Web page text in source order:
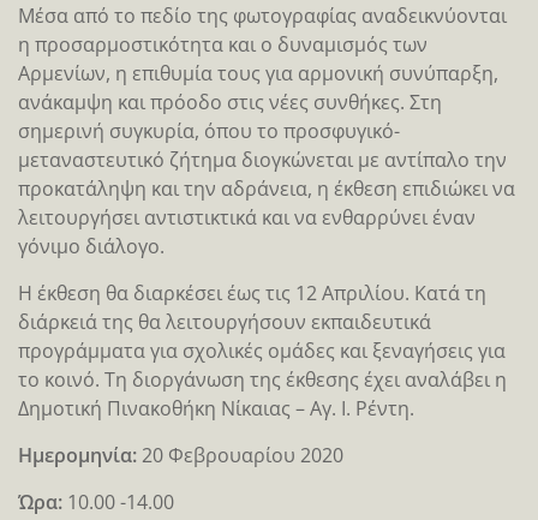
Μέσα από το πεδίο της φωτογραφίας αναδεικνύονται
η προσαρμοστικότητα και ο δυναμισμός των
Αρμενίων, η επιθυμία τους για αρμονική συνύπαρξη,
ανάκαμψη και πρόοδο στις νέες συνθήκες. Στη
σημερινή συγκυρία, όπου το προσφυγικό-
μεταναστευτικό ζήτημα διογκώνεται με αντίπαλο την
προκατάληψη και την αδράνεια, η έκθεση επιδιώκει να
λειτουργήσει αντιστικτικά και να ενθαρρύνει έναν
γόνιμο διάλογο.
Η έκθεση θα διαρκέσει έως τις 12 Απριλίου. Κατά τη
διάρκειά της θα λειτουργήσουν εκπαιδευτικά
προγράμματα για σχολικές ομάδες και ξεναγήσεις για
το κοινό. Τη διοργάνωση της έκθεσης έχει αναλάβει η
Δημοτική Πινακοθήκη Νίκαιας – Αγ. Ι. Ρέντη.
Ημερομηνία:20 Φεβρουαρίου 2020
Ώρα: 10.00 -14.00